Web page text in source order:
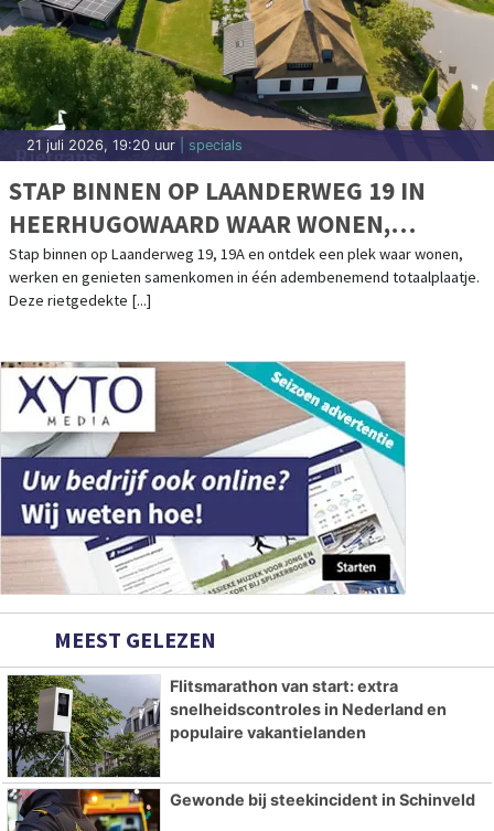
21 juli 2026, 19:20 uur | specials
STAP BINNEN OP LAANDERWEG 19 IN
HEERHUGOWAARD WAAR WONEN,
WERKEN EN GENIETEN SAMENKOMEN
Stap binnen op Laanderweg 19, 19A en ontdek een plek waar wonen,
werken en genieten samenkomen in één adembenemend totaalplaatje.
Deze rietgedekte [...]
MEEST GELEZEN
Flitsmarathon van start: extra
snelheidscontroles in Nederland en
populaire vakantielanden
Gewonde bij steekincident in Schinveld